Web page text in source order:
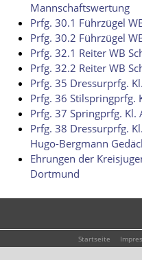
Mannschaftswertung
Prfg. 30.1 Führzügel
Prfg. 30.2 Führzügel
Prfg. 32.1 Reiter WB
Prfg. 32.2 Reiter WB
Prfg. 35 Dressurprfg.
Prfg. 36 Stilspringprfg.
Prfg. 37 Springprfg. Kl.
Prfg. 38 Dressurprfg.
Hugo-Bergmann
Ehrungen der
Dortmund
Startseite